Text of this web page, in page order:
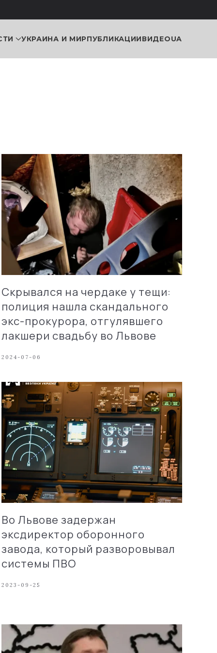
УКРАИНА И МИРПУБЛИКАЦИИВИДЕОUA
Скрывался на чердаке у тещи:
полиция нашла скандального
экс-прокурора, отгулявшего
лакшери свадьбу во Львове
2024-07-06
Во Львове задержан
эксдиректор оборонного
завода, который разворовывал
системы ПВО
2023-09-25